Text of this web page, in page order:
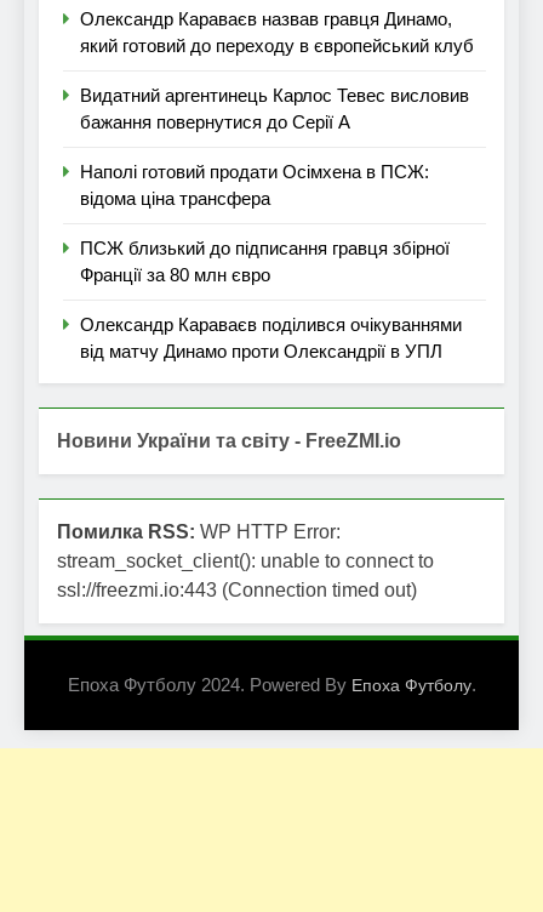
Олександр Караваєв назвав гравця Динамо,
який готовий до переходу в європейський клуб
Видатний аргентинець Карлос Тевес висловив
бажання повернутися до Серії А
Наполі готовий продати Осімхена в ПСЖ:
відома ціна трансфера
ПСЖ близький до підписання гравця збірної
Франції за 80 млн євро
Олександр Караваєв поділився очікуваннями
від матчу Динамо проти Олександрії в УПЛ
Новини України та світу - FreeZMI.io
Помилка RSS: WP HTTP Error:
stream_socket_client(): unable to connect to
ssl://freezmi.io:443 (Connection timed out)
Епоха Футболу 2024. Powered By Епоха Футболу.